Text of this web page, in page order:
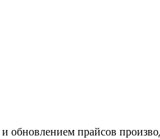
обновлением прайсов